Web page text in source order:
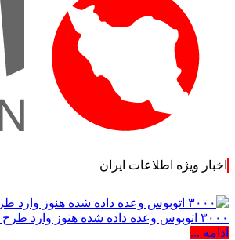
اخبار ویژه اطلاعات ایران
۳۰۰۰ اتوبوس وعده داده شده هنوز وارد طرح اربعین نشده است
ادامه ...